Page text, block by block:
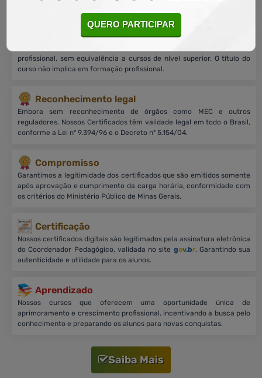
Sobre nossos cursos
profissional, sem equivalência a cursos de nível superior. O título do
curso não implica em formação profissional.
Reconhecimento legal
Embora sem reconhecimento de órgãos como MEC e outros
reguladores. Nossos Certificados têm validade legal em todo o Brasil,
conforme a Lei nº 9.394/96 e o Decreto nº 5.154/04.
Compromisso
Garantimos a legitimidade dos certificados que são emitidos somente
após aprovação e cumprimento da carga horária, conformidade com
os critérios do Ministério Público de Minas Gerais.
Certificação
Nossos certificados digitais são legitimados pela assinatura eletrônica
do Coordenador Pedagógico, validada no site gov.br. Garantindo sua
autenticidade e utilidade para os alunos.
Aprendizado
Nossos cursos que oferecem uma oportunidade única de
aprimoramento e crescimento profissional, incentivando a busca pelo
conhecimento e preparando os alunos para novas conquistas.
Saiba Mais
QUERO PARTICIPAR